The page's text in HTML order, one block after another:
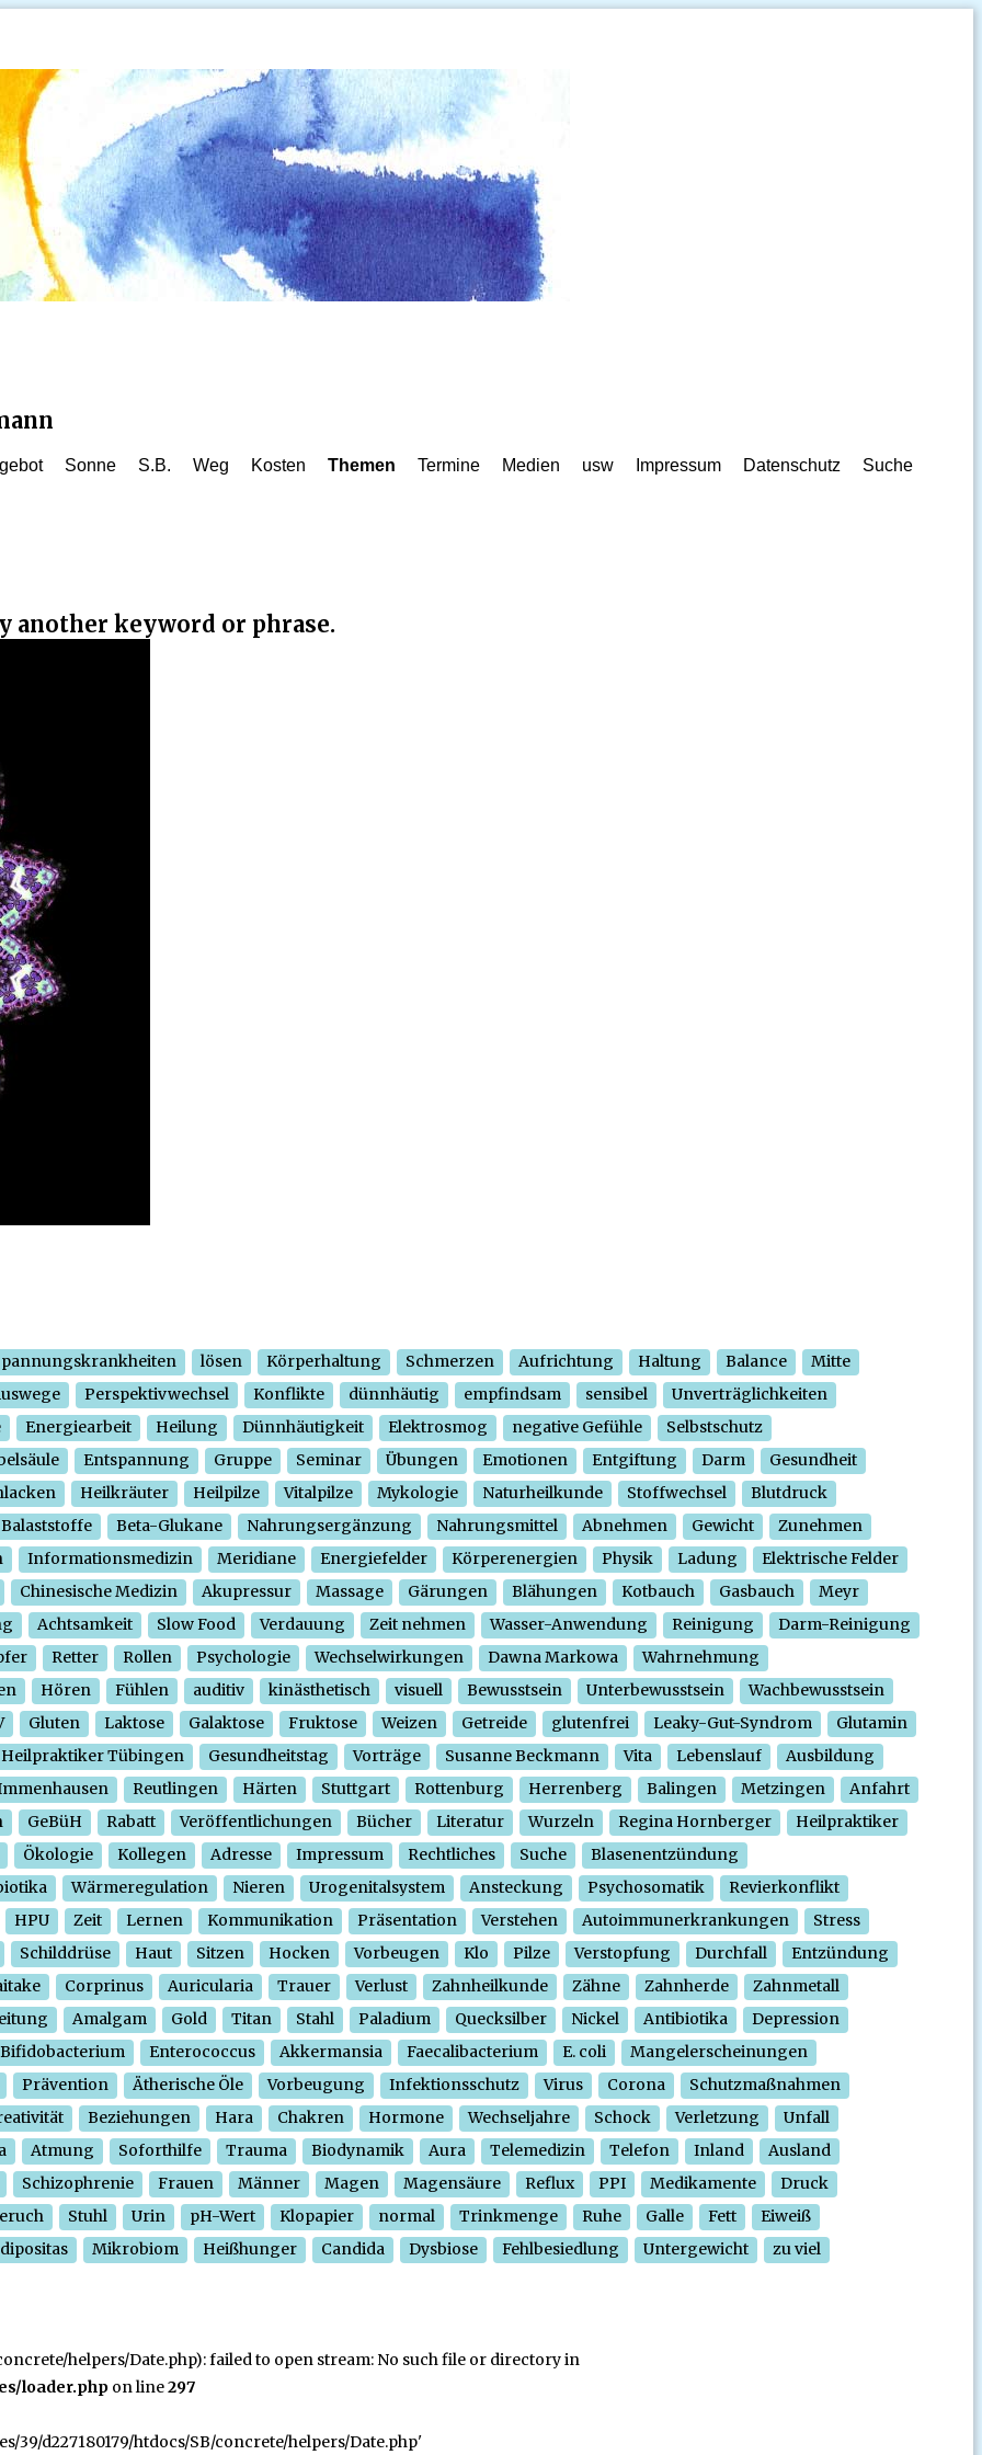
Sonne S.B. Weg Kosten Themen Termine Medien usw Impressum Datenschutz Suche
another keyword or phrase.
lösen Körperhaltung Schmerzen Aufrichtung Haltung Balance
Mitte
Perspektivwechsel Konflikte dünnhäutig empfindsam sensibel
Unverträglichkeiten
Energiearbeit Heilung Dünnhäutigkeit Elektrosmog negative Gefühle
Selbstschutz
Entspannung Gruppe Seminar Übungen Emotionen Entgiftung Darm
Gesundheit
Heilkräuter Heilpilze Vitalpilze Mykologie Naturheilkunde Stoffwechsel
Blutdruck
Balaststoffe
Beta-Glukane Nahrungsergänzung Nahrungsmittel Abnehmen Gewicht
Zunehmen
Informationsmedizin Meridiane Energiefelder Körperenergien Physik Ladung
Elektrische Felder
Chinesische Medizin
Akupressur Massage Gärungen Blähungen Kotbauch Gasbauch
Meyr
Achtsamkeit Slow Food Verdauung Zeit nehmen Wasser-Anwendung Reinigung
Darm-Reinigung
Retter Rollen Psychologie Wechselwirkungen Dawna Markowa
Wahrnehmung
Hören Fühlen auditiv kinästhetisch visuell Bewusstsein Unterbewusstsein
Wachbewusstsein
Gluten Laktose Galaktose Fruktose Weizen Getreide glutenfrei Leaky-Gut-Syndrom
Glutamin
Heilpraktiker Tübingen
Gesundheitstag Vorträge Susanne Beckmann Vita Lebenslauf
Ausbildung
Reutlingen Härten Stuttgart Rottenburg Herrenberg Balingen Metzingen
Anfahrt
GeBüH Rabatt Veröffentlichungen Bücher Literatur Wurzeln Regina Hornberger
Heilpraktiker
Ökologie
Kollegen Adresse Impressum Rechtliches Suche
Blasenentzündung
Wärmeregulation Nieren Urogenitalsystem Ansteckung Psychosomatik
Revierkonflikt
HPU
Zeit Lernen Kommunikation Präsentation Verstehen Autoimmunerkrankungen
Stress
Schilddrüse
Haut Sitzen Hocken Vorbeugen Klo Pilze Verstopfung Durchfall
Entzündung
Corprinus Auricularia Trauer Verlust Zahnheilkunde Zähne Zahnherde
Zahnmetall
Amalgam Gold Titan Stahl Paladium Quecksilber Nickel Antibiotika
Depression
Bifidobacterium
Enterococcus Akkermansia Faecalibacterium E. coli
Mangelerscheinungen
Prävention
Ätherische Öle Vorbeugung Infektionsschutz Virus Corona
Schutzmaßnahmen
Beziehungen Hara Chakren Hormone Wechseljahre Schock Verletzung
Unfall
Atmung Soforthilfe Trauma Biodynamik Aura Telemedizin Telefon Inland
Ausland
Schizophrenie
Frauen Männer Magen Magensäure Reflux PPI Medikamente
Druck
Stuhl Urin pH-Wert Klopapier normal Trinkmenge Ruhe Galle Fett
Eiweiß
Mikrobiom Heißhunger Candida Dysbiose Fehlbesiedlung Untergewicht zu viel
helpers/Date.php): failed to open stream: No such file or directory in
loader.php on line297
39/d227180179/htdocs/SB/concrete/helpers/Date.php'